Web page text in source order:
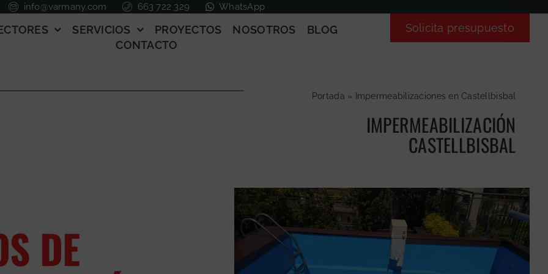
info@varmany.com 663 722 329 WhatsApp
SERVICIOS PROYECTOS NOSOTROS
BLOG
CONTACTO
Solicita presupuesto
Portada » Impermeabilizaciones en Castellbisbal
IMPERMEABILIZACIÓN
CASTELLBISBAL
DE